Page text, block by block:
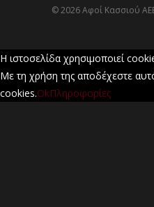
© 2026 Αφοί Κασσιού
Η ιστοσελίδα χρησιμοποιεί
Με τη χρήση της αποδέχεστε
cookies.OkΠληροφορίες